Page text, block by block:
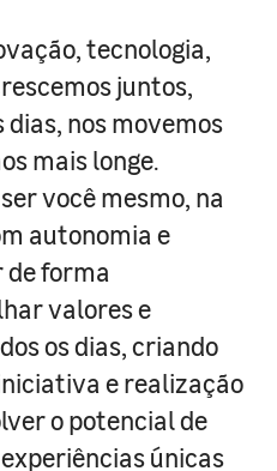
tecnologia,
juntos,
nos movemos
mais longe.
você mesmo, na
autonomia e
forma
valores e
os dias, criando
e realização
o potencial de
únicas